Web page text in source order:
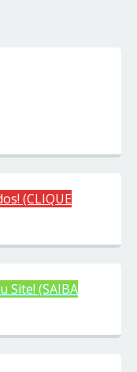
(CLIQUE
Site! (SAIBA